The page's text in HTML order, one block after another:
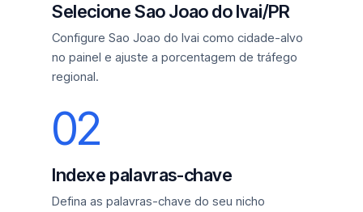
Selecione Sao Joao do Ivai/PR
Configure Sao Joao do Ivai como cidade-alvo
no painel e ajuste a porcentagem de tráfego
regional.
02
Indexe palavras-chave
Defina as palavras-chave do seu nicho